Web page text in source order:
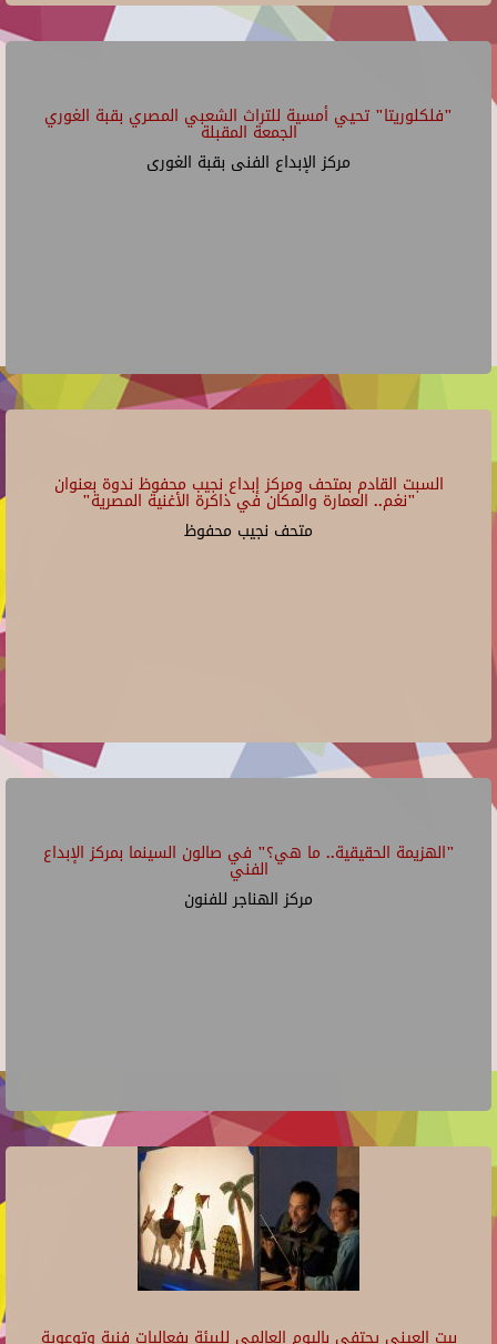
"فلكلوريتا" تحيي أمسية للتراث الشعبي المصري بقبة الغوري
الجمعة المقبلة
مركز الإبداع الفنى بقبة الغورى
السبت القادم بمتحف ومركز إبداع نجيب محفوظ ندوة بعنوان
"نغم.. العمارة والمكان في ذاكرة الأغنية المصرية"
متحف نجيب محفوظ
"الهزيمة الحقيقية.. ما هي؟" في صالون السينما بمركز الإبداع
الفني
مركز الهناجر للفنون